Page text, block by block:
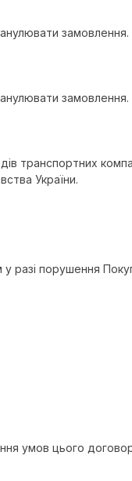
замовлення.
замовлення.
транспортних
України.
разі порушення
умов цього